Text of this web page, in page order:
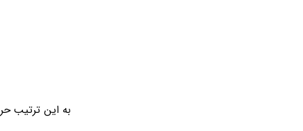
به این ترتیب